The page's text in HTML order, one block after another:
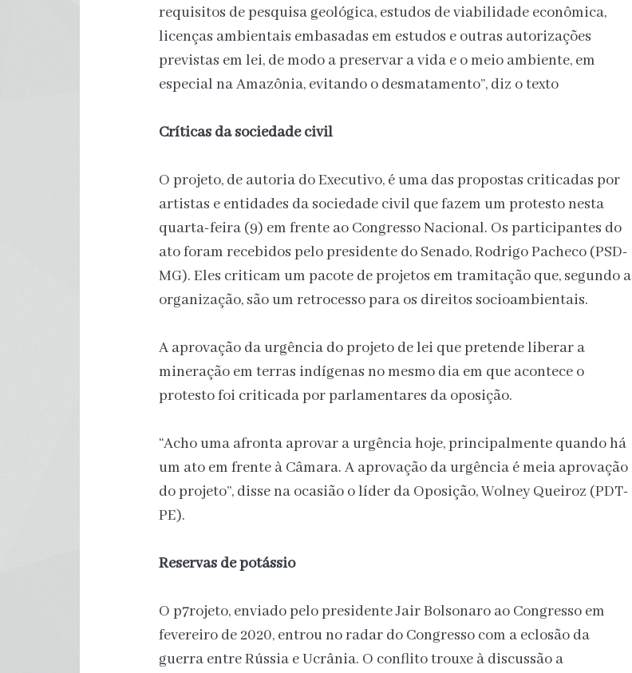
requisitos de pesquisa geológica, estudos de viabilidade econômica,
licenças ambientais embasadas em estudos e outras autorizações
previstas em lei, de modo a preservar a vida e o meio ambiente, em
especial na Amazônia, evitando o desmatamento”, diz o texto
Críticas da sociedade civil
O projeto, de autoria do Executivo, é uma das propostas criticadas por
artistas e entidades da sociedade civil que fazem um protesto nesta
quarta-feira (9) em frente ao Congresso Nacional. Os participantes do
ato foram recebidos pelo presidente do Senado, Rodrigo Pacheco (PSD-
MG). Eles criticam um pacote de projetos em tramitação que, segundo a
organização, são um retrocesso para os direitos socioambientais.
A aprovação da urgência do projeto de lei que pretende liberar a
mineração em terras indígenas no mesmo dia em que acontece o
protesto foi criticada por parlamentares da oposição.
“Acho uma afronta aprovar a urgência hoje, principalmente quando há
um ato em frente à Câmara. A aprovação da urgência é meia aprovação
do projeto”, disse na ocasião o líder da Oposição, Wolney Queiroz (PDT-
PE).
Reservas de potássio
O p7rojeto, enviado pelo presidente Jair Bolsonaro ao Congresso em
fevereiro de 2020, entrou no radar do Congresso com a eclosão da
guerra entre Rússia e Ucrânia. O conflito trouxe à discussão a